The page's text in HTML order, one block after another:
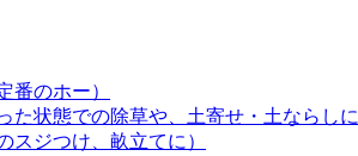
番のホー）
状態での除草や、土寄せ・土ならしに
スジつけ、畝立てに）